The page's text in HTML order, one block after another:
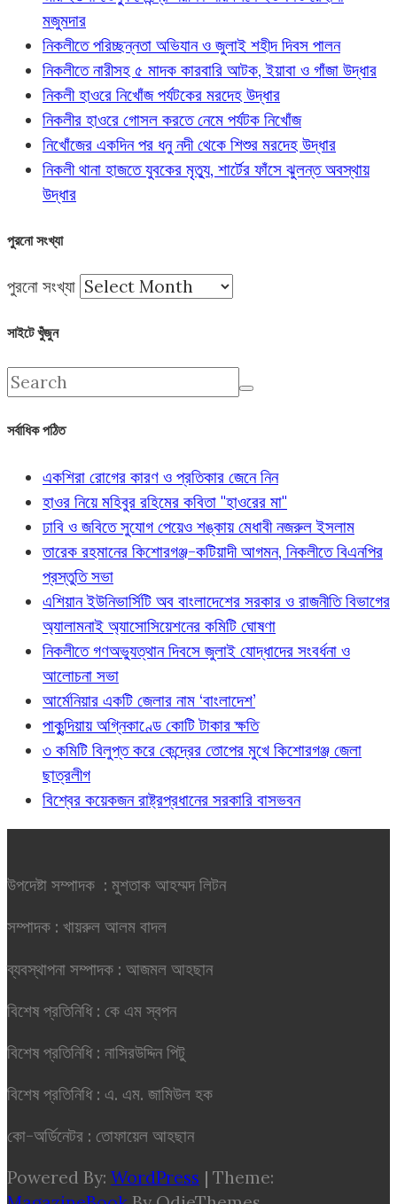
মজুমদার
নিকলীতে পরিচ্ছন্নতা অভিযান ও জুলাই শহীদ দিবস পালন
নিকলীতে নারীসহ ৫ মাদক কারবারি আটক, ইয়াবা ও গাঁজা উদ্ধার
নিকলী হাওরে নিখোঁজ পর্যটকের মরদেহ উদ্ধার
নিকলীর হাওরে গোসল করতে নেমে পর্যটক নিখোঁজ
নিখোঁজের একদিন পর ধনু নদী থেকে শিশুর মরদেহ উদ্ধার
নিকলী থানা হাজতে যুবকের মৃত্যু, শার্টের ফাঁসে ঝুলন্ত অবস্থায়
উদ্ধার
পুরনো সংখ্যা
পুরনো সংখ্যা
সাইটে খুঁজুন
সর্বাধিক পঠিত
একশিরা রোগের কারণ ও প্রতিকার জেনে নিন
হাওর নিয়ে মহিবুর রহিমের কবিতা "হাওরের মা"
ঢাবি ও জবিতে সুযোগ পেয়েও শঙ্কায় মেধাবী নজরুল ইসলাম
তারেক রহমানের কিশোরগঞ্জ-কটিয়াদী আগমন, নিকলীতে বিএনপির
প্রস্তুতি সভা
এশিয়ান ইউনিভার্সিটি অব বাংলাদেশের সরকার ও রাজনীতি বিভাগের
অ্যালামনাই অ্যাসোসিয়েশনের কমিটি ঘোষণা
নিকলীতে গণঅভ্যুত্থান দিবসে জুলাই যোদ্ধাদের সংবর্ধনা ও
আলোচনা সভা
আর্মেনিয়ার একটি জেলার নাম ‘বাংলাদেশ’
পাকুন্দিয়ায় অগ্নিকাণ্ডে কোটি টাকার ক্ষতি
৩ কমিটি বিলুপ্ত করে কেন্দ্রের তোপের মুখে কিশোরগঞ্জ জেলা
ছাত্রলীগ
বিশ্বের কয়েকজন রাষ্ট্রপ্রধানের সরকারি বাসভবন
উপদেষ্টা সম্পাদক : মুশতাক আহম্মদ লিটন
সম্পাদক : খায়রুল আলম বাদল
ব্যবস্থাপনা সম্পাদক : আজমল আহছান
বিশেষ প্রতিনিধি : কে এম স্বপন
বিশেষ প্রতিনিধি : নাসিরউদ্দিন পিটু
বিশেষ প্রতিনিধি : এ. এম. জামিউল হক
কো-অর্ডিনেটর : তোফায়েল আহছান
Powered By: WordPress | Theme: